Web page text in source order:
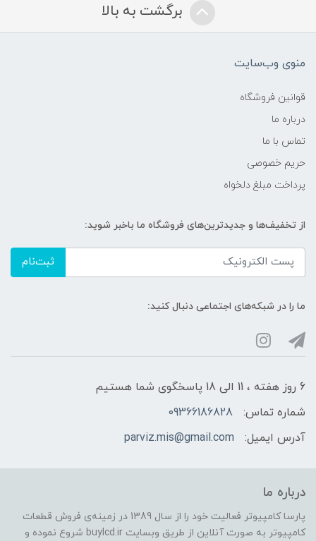
برگشت به بالا
منوی وب‌سایت
قوانین فروشگاه
درباره ما
تماس با ما
حریم خصوصی
پرداخت مبلغ دلخواه
از تخفیف‌ها و جدیدترین‌های فروشگاه ما باخبر شوید:
ثبت‌نام
ما را در شبکه‌های اجتماعی دنبال کنید:
6 روز هفته ، 11 الی 18 پاسخگوی شما هستیم
شماره تماس:
09366186828
آدرس ایمیل:
parviz.mis@gmail.com
درباره ما
پارسا کامپیوتر فعالیت خود را از سال 1389 در زمینه‌ی فروش قطعات
کامپیوتر به صورت آنلاین از طریق وبسایت buylcd.ir شروع نموده و